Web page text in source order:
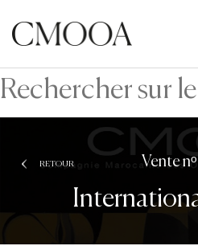
contenu
principal
RETOUR Vente